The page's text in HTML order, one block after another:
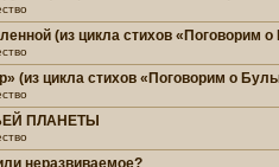
(из цикла стихов «Поговорим
(из цикла стихов «Поговорим о
ПЛАНЕТЫ
неразвиваемое?